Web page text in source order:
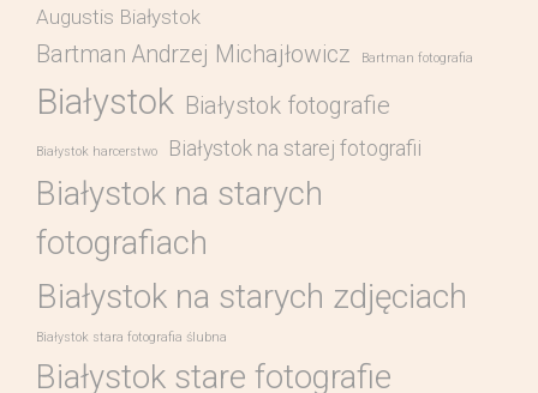
Augustis Białystok
Bartman Andrzej Michajłowicz Bartman fotografia
Białystok Białystok fotografie
Białystok harcerstwo Białystok na starej fotografii
Białystok na starych
fotografiach
Białystok na starych zdjęciach
Białystok stara fotografia ślubna
Białystok stare fotografie